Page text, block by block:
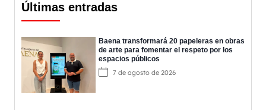
Últimas entradas
Baena transformará 20 papeleras en obras
de arte para fomentar el respeto por los
espacios públicos
7 de agosto de 2026